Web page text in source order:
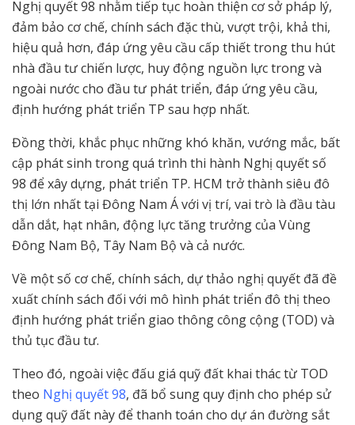
Nghị quyết 98 nhằm tiếp tục hoàn thiện cơ sở pháp lý,
đảm bảo cơ chế, chính sách đặc thù, vượt trội, khả thi,
hiệu quả hơn, đáp ứng yêu cầu cấp thiết trong thu hút
nhà đầu tư chiến lược, huy động nguồn lực trong và
ngoài nước cho đầu tư phát triển, đáp ứng yêu cầu,
định hướng phát triển TP sau hợp nhất.
Đồng thời, khắc phục những khó khăn, vướng mắc, bất
cập phát sinh trong quá trình thi hành Nghị quyết số
98 để xây dựng, phát triển TP. HCM trở thành siêu đô
thị lớn nhất tại Đông Nam Á với vị trí, vai trò là đầu tàu
dẫn dắt, hạt nhân, động lực tăng trưởng của Vùng
Đông Nam Bộ, Tây Nam Bộ và cả nước.
Về một số cơ chế, chính sách, dự thảo nghị quyết đã đề
xuất chính sách đối với mô hình phát triển đô thị theo
định hướng phát triển giao thông công cộng (TOD) và
thủ tục đầu tư.
Theo đó, ngoài việc đấu giá quỹ đất khai thác từ TOD
theo Nghị quyết 98, đã bổ sung quy định cho phép sử
dụng quỹ đất này để thanh toán cho dự án đường sắt